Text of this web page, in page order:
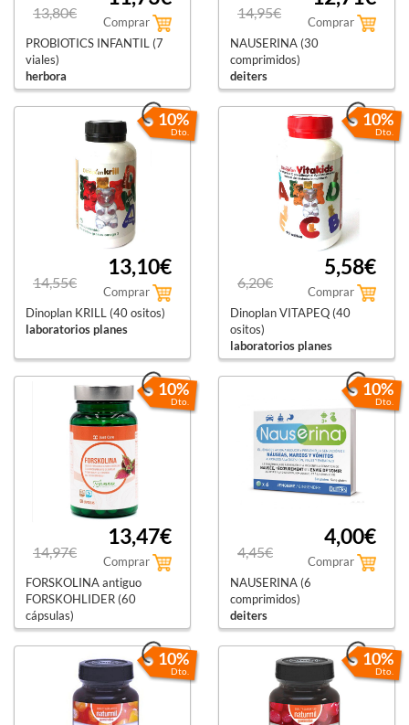
13,80€
Comprar
PROBIOTICS INFANTIL (7
viales)
herbora
14,95€
Comprar
NAUSERINA (30
comprimidos)
deiters
10%
Dto.
14,55€
13,10€
Comprar
Dinoplan KRILL (40 ositos)
laboratorios planes
10%
Dto.
6,20€
5,58€
Comprar
Dinoplan VITAPEQ (40
ositos)
laboratorios planes
10%
Dto.
14,97€
13,47€
Comprar
FORSKOLINA antiguo
FORSKOHLIDER (60
cápsulas)
naturlíder
10%
Dto.
4,45€
4,00€
Comprar
NAUSERINA (6
comprimidos)
deiters
10%
Dto.
10%
Dto.